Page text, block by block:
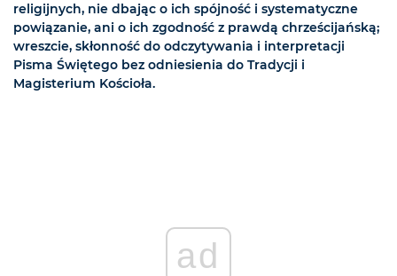
religijnych, nie dbając o ich spójność i systematyczne
powiązanie, ani o ich zgodność z prawdą chrześcijańską;
wreszcie, skłonność do odczytywania i interpretacji
Pisma Świętego bez odniesienia do Tradycji i
Magisterium Kościoła.
ad